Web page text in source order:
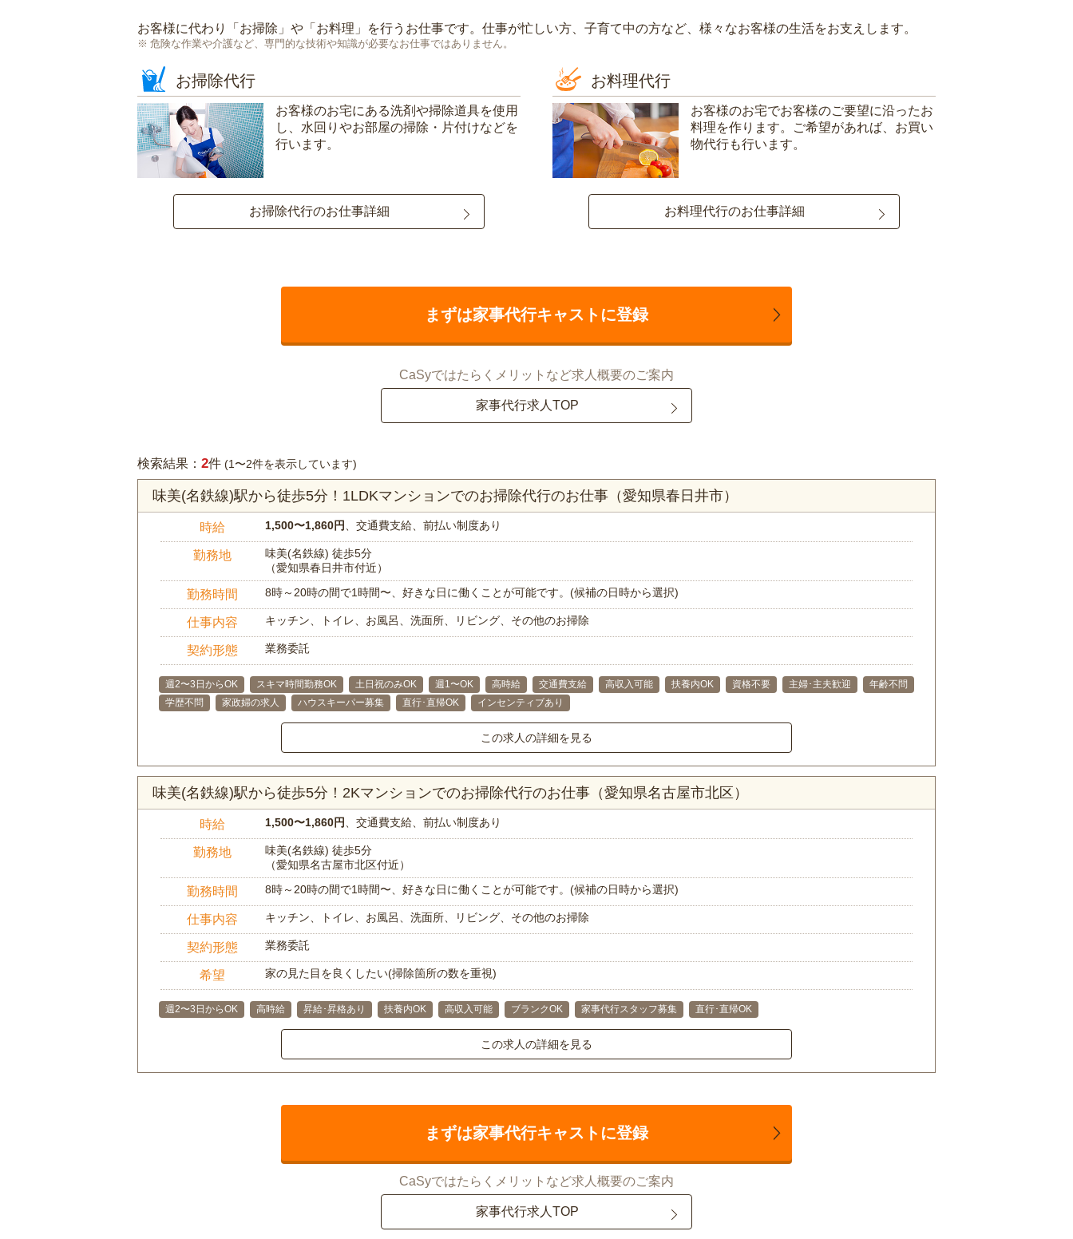
お客様に代わり「 お掃除 」や「 お料理 」を行うお仕事です。仕事が忙しい方、子育て中の方など、様々なお客様の生活をお支えします。
危険な作業や介護など、専門的な技術や知識が必要なお仕事ではありません。
お掃除代行
お客様のお宅にある洗剤や掃除道具を使用
し、水回りやお部屋の掃除・片付けなどを
行います。
お掃除代行のお仕事詳細
お料理代行
お客様のお宅でお客様のご要望に沿ったお
料理を作ります。ご希望があれば、お買い
物代行も行います。
お料理代行のお仕事詳細
まずは家事代行キャストに登録
CaSyではたらくメリットなど求人概要のご案内
家事代行求人TOP
検索結果： 2件 (1〜2件を表示しています)
味美(名鉄線)駅から徒歩5分！1LDKマンションでのお掃除代行のお仕事（愛知県春日井市）
時給 1,500〜1,860円 、交通費支給、前払い制度あり
勤務地
味美(名鉄線) 徒歩5分
（愛知県春日井市付近）
勤務時間 8時～20時の間で1時間〜、好きな日に働くことが可能です。(候補の日時から選択)
仕事内容 キッチン、トイレ、お風呂、洗面所、リビング、その他のお掃除
契約形態 業務委託
週2〜3日からOK スキマ時間勤務OK 土日祝のみOK 週1〜OK 高時給 交通費支給 高収入可能 扶養内OK 資格不要 主婦･主夫歓迎
年齢不問
学歴不問
家政婦の求人 ハウスキーパー募集 直行･直帰OK インセンティブあり
この求人の詳細を見る
味美(名鉄線)駅から徒歩5分！2Kマンションでのお掃除代行のお仕事（愛知県名古屋市北区）
時給 1,500〜1,860円 、交通費支給、前払い制度あり
勤務地
味美(名鉄線) 徒歩5分
（愛知県名古屋市北区付近）
勤務時間 8時～20時の間で1時間〜、好きな日に働くことが可能です。(候補の日時から選択)
仕事内容 キッチン、トイレ、お風呂、洗面所、リビング、その他のお掃除
契約形態 業務委託
希望 家の見た目を良くしたい(掃除箇所の数を重視)
週2〜3日からOK 高時給 昇給･昇格あり 扶養内OK 高収入可能 ブランクOK 家事代行スタッフ募集 直行･直帰OK
この求人の詳細を見る
まずは家事代行キャストに登録
CaSyではたらくメリットなど求人概要のご案内
家事代行求人TOP